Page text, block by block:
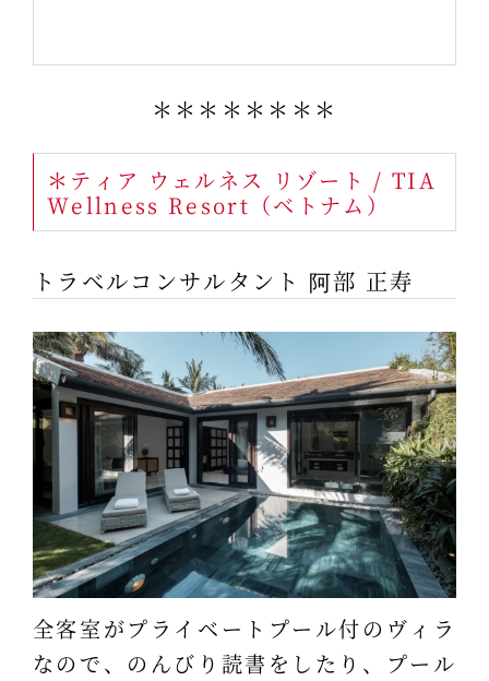
＊＊＊＊＊＊＊＊
＊ティア ウェルネス リゾート / TIA
Wellness Resort（ベトナム）
トラベルコンサルタント 阿部 正寿
全客室がプライベートプール付のヴィラ
なので、のんびり読書をしたり、プール